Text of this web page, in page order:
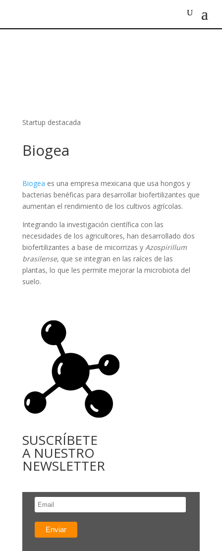
Startup destacada
Biogea
Biogea es una empresa mexicana que usa hongos y
bacterias benéficas para desarrollar biofertilizantes que
aumentan el rendimiento de los cultivos agrícolas.
Integrando la investigación científica con las
necesidades de los agricultores, han desarrollado dos
biofertilizantes a base de micorrizas yAzospirillum
brasilense, que se integran en las raíces de las
plantas, lo que les permite mejorar la microbiota del
suelo.
SUSCRÍBETE
A NUESTRO
NEWSLETTER